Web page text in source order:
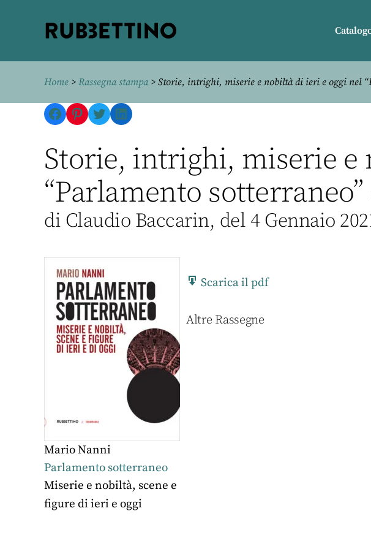
Home > Rassegna stampa> Storie, intrighi, miserie e nobiltà di ieri e oggi nel
Facebook
Pinterest
TwitterLinkedIn
Storie, intrighi, miserie
“Parlamento
di Claudio Baccarin, del 4 Gennaio
Mario Nanni
Parlamento sotterraneo
Miserie e nobiltà, scene e
figure di ieri e oggi
Scarica il pdf
Altre Rassegne